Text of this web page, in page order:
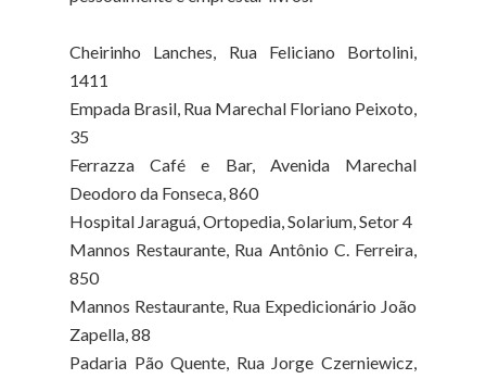
Cheirinho Lanches, Rua Feliciano Bortolini,
1411
Empada Brasil, Rua Marechal Floriano Peixoto,
35
Ferrazza Café e Bar, Avenida Marechal
Deodoro da Fonseca, 860
Hospital Jaraguá, Ortopedia, Solarium, Setor 4
Mannos Restaurante, Rua Antônio C. Ferreira,
850
Mannos Restaurante, Rua Expedicionário João
Zapella, 88
Padaria Pão Quente, Rua Jorge Czerniewicz,